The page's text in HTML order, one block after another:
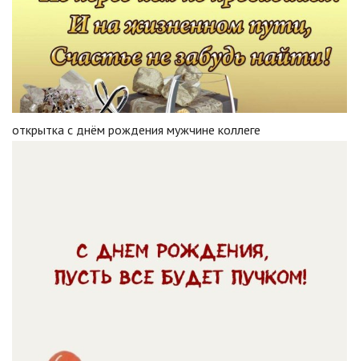
открытка с днём рождения мужчине коллеге